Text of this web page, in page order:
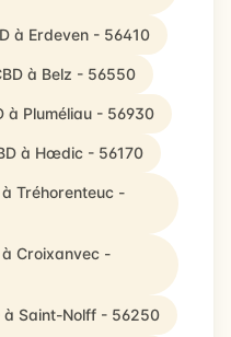
à Erdeven - 56410
à Belz - 56550
à Pluméliau - 56930
à Hœdic - 56170
Tréhorenteuc -
Croixanvec -
à Saint-Nolff - 56250